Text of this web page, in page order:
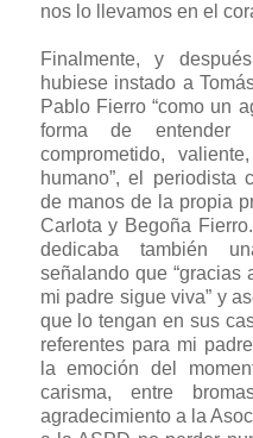
nos lo llevamos en el
Finalmente, y
hubiese instado a
Pablo Fierro “como un
forma de entender
comprometido,
humano”, el periodista
de manos de la propia
Carlota y Begoña
dedicaba también
señalando que “gracias
mi padre sigue viva” y
que lo tengan en sus
referentes para mi
la emoción del
carisma, entre
agradecimiento a la